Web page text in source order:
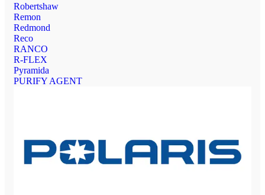
Robertshaw
Remon
Redmond
Reco
RANCO
R-FLEX
Pyramida
PURIFY AGENT